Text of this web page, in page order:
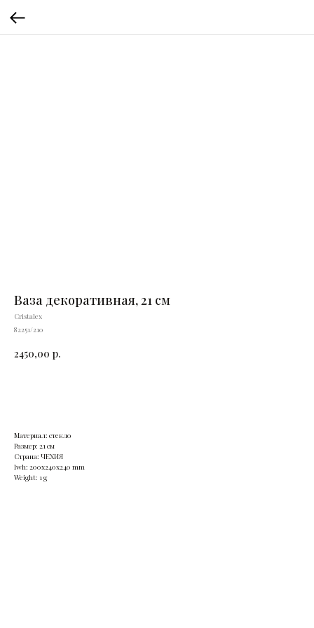
Ваза декоративная, 21 см
Cristalex
82251/210
2450,00 р.
Материал: стекло
Размер: 21 см
Страна: ЧЕХИЯ
lwh: 200x240x240 mm
Weight: 1 g